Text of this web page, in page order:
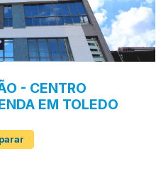
- CENTRO
EM TOLEDO